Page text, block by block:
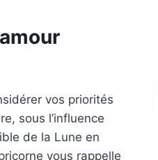
vos priorités
sous l’influence
de la Lune en
vous rappelle